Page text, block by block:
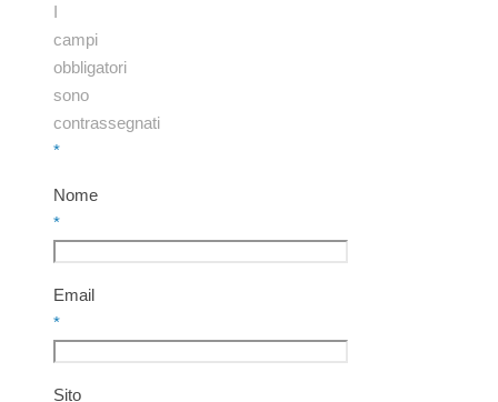
I
campi
obbligatori
sono
contrassegnati
*
Nome
*
Email
*
Sito